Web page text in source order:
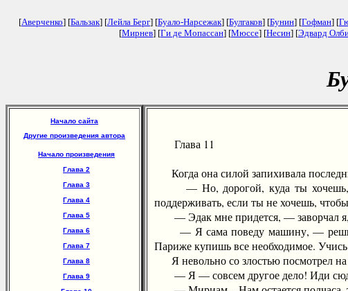
[Аверченко] [Бальзак] [Лейла Берг] [Буало-Нарсежак] [Булгаков] [Бунин] [Гофман] [
[Мирнев] [Ги де Мопассан] [Мюссе] [Несин] [Эдвард
Начало сайта
Другие произведения автора
Начало произведения
Глава 2
Глава 3
Глава 4
Глава 5
Глава 6
Глава 7
Глава 8
Глава 9
Глава 11
Когда она силой запихивала
— Но, дорогой, куда ты хочешь,
поддерживать, если ты не хочешь,
— Эдак мне придется, — заворчал я,
— Я сама поведу машину, — решила
Париже купишь все необходимое. Учись
Я невольно со злостью посмотрел
— Я — совсем другое дело! Иди